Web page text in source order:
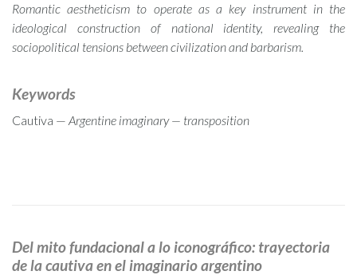
Romantic aestheticism to operate as a key instrument in the
ideological construction of national identity, revealing the
sociopolitical tensions between civilization and barbarism.
Keywords
Cautiva — Argentine imaginary — transposition
Del mito fundacional a lo iconográfico: trayectoria
de la cautiva en el imaginario argentino